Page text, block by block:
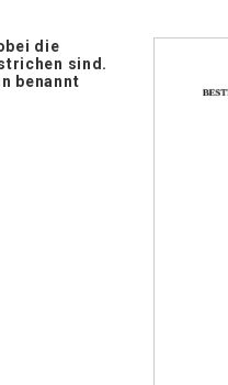
die
sind.
benannt